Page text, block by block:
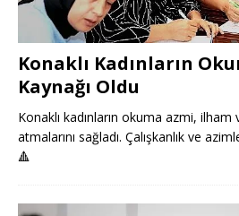
Konaklı Kadınların
Kaynağı Oldu
Konaklı kadınların okuma azmi, ilham
atmalarını sağladı. Çalışkanlık ve
🔺